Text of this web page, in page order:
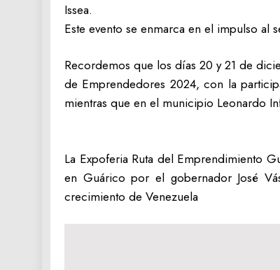
Issea.
Este evento se enmarca en el impulso
Recordemos que los días 20 y 21 de
de Emprendedores 2024, con la
mientras que en el municipio Leonardo
La Expoferia Ruta del Emprendimiento
en Guárico por el gobernador José
crecimiento de Venezuela